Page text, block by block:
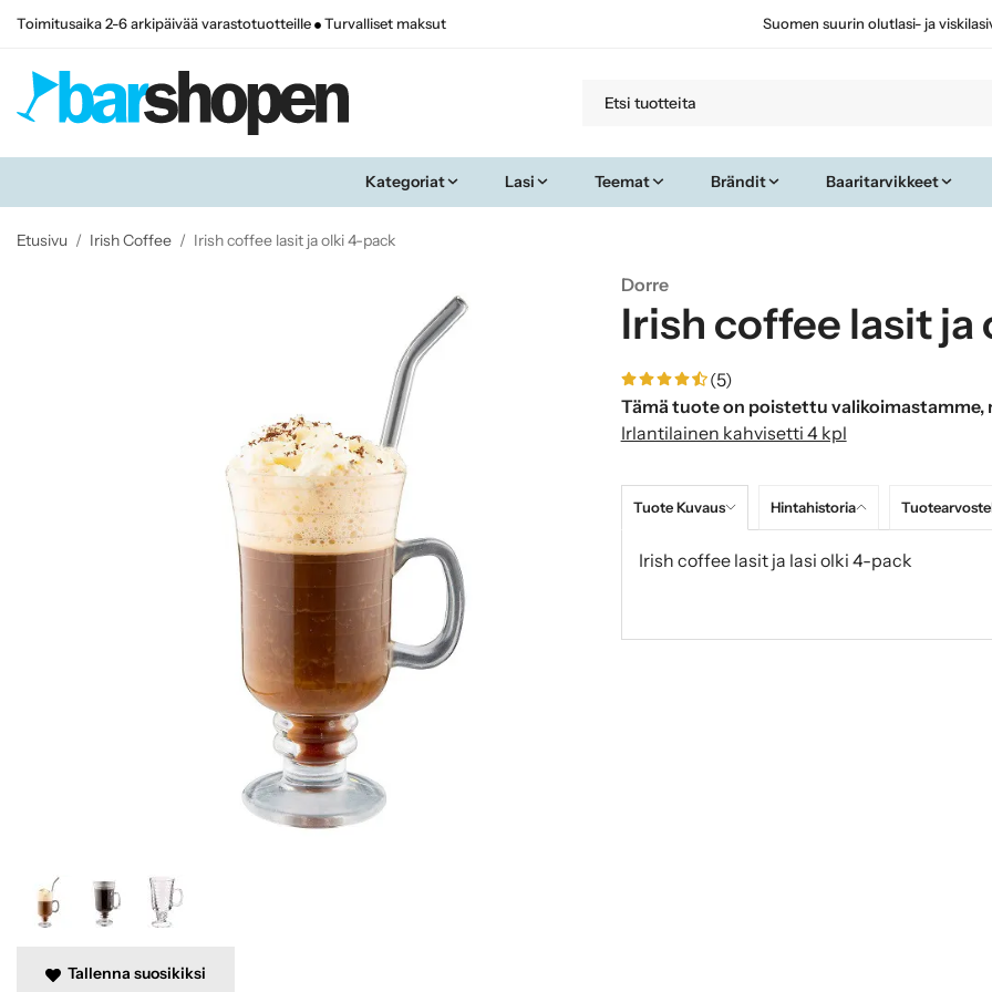
Toimitusaika 2-6 arkipäivää varastotuotteille Turvalliset maksut Suomen suurin olutlasi- ja
Kategoriat Lasi Teemat Brändit Baaritarvikkeet
Etusivu / Irish Coffee / Irish coffee lasit ja olki 4-pack
Dorre
Irish coffee lasit
(5)
Tämä tuote on poistettu valikoimastamme,
Irlantilainen kahvisetti 4 kpl
Tuote Kuvaus Hintahistoria
Irish coffee lasit ja lasi olki 4-pack
Tallenna suosikiksi